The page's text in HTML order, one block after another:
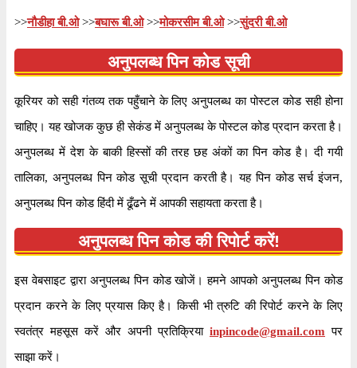
तालुका अनुपलब्ध
सोनभद्र
उत्तर प्रदेश
विभाग मिर्ज़ापुर
वितरण? हाँ
पिन कोड उत्तर प्रदेश सर्कल के अंतर्गत आता है। कोड के
पृष्ठ of2
परिणाम प्रति पृष्ठ
>>नौडीहा बी.ओ>>बघारू बी.ओ>>मोकरसीम बी.ओ>>सुंदरी बी.ओ
अनुपलब्ध पिन कोड सूची
कूरियर को सही गंतव्य तक पहुँचाने के लिए अनुपलब्ध का पोस्टल कोड सही होना
चाहिए। यह खोजक कुछ ही सेकंड में अनुपलब्ध के पोस्टल कोड प्रदान करता है।
अनुपलब्ध में देश के बाकी हिस्सों की तरह छह अंकों का पिन कोड है। दी गयी
तालिका, अनुपलब्ध पिन कोड सूची प्रदान करती है। यह पिन कोड सर्च इंजन,
अनुपलब्ध पिन कोड हिंदी में ढूँढने में आपकी सहायता करता है।
अनुपलब्ध पिन कोड की रिपोर्ट करें!
इस वेबसाइट द्वारा अनुपलब्ध पिन कोड खोजें। हमने आपको अनुपलब्ध पिन कोड
प्रदान करने के लिए प्रयास किए है। किसी भी त्रुटि की रिपोर्ट करने के लिए
स्वतंत्र महसूस करें और अपनी प्रतिक्रिया inpincode@gmail.com पर
साझा करें।